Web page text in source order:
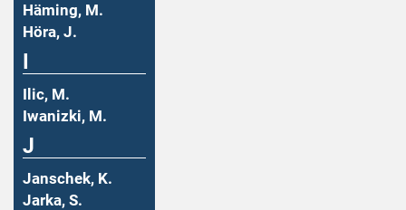
Häming, M.
Höra, J.
Ilic, M.
Iwanizki, M.
J
Janschek, K.
Jarka, S.